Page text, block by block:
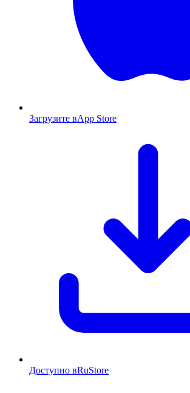
Загрузите вApp Store
Доступно вRuStore